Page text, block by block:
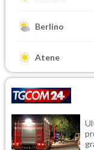
Berlino
Atene